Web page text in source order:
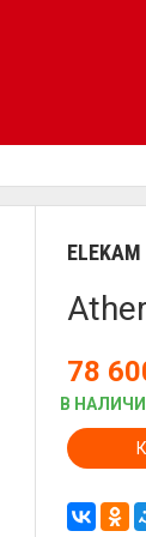
ELEKAM
78
В